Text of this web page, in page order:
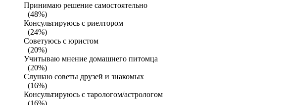
Принимаю решение самостоятельно
(48%)
Консультируюсь с риелтором
(24%)
Советуюсь с юристом
(20%)
Учитываю мнение домашнего питомца
(20%)
Слушаю советы друзей и знакомых
(16%)
Консультируюсь с тарологом/астрологом
(16%)